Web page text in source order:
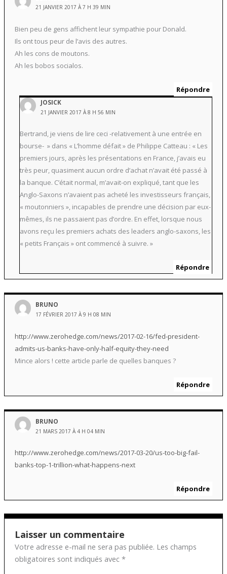
21 JANVIER 2017 À 7 H 39 MIN
Bien peu de gens affichent leur sympathie pour Donald.
Ils ont tous peur de l’avis des autres.
Ah les cons de moutons.
Ah les bobos socialos.
Répondre
JOSICK
21 JANVIER 2017 À 8 H 56 MIN
Bertrand, je viens de lire ceci -relativement à une entrée en
bourse- » dans « L’homme défait » de Philippe Catteau : « Les
premiers jours, après les présentations en France, j’avais eu
très peur, quasiment aucun ordre d’achat n’avait été passé à
la banque. C’était normal, m’avait-on expliqué, tant que les
Anglo-Saxons n’avaient pas acheté les investisseurs français,
« moutonniers », incapables de prendre une décision par eux-
mêmes, ils ne passaient pas d’ordre. En effet, lorsque nous
avons reçu les premiers achats des leaders anglo-saxons, les
« petits Français » ont commencé à suivre. »
Répondre
BRUNO
17 FÉVRIER 2017 À 9 H 08 MIN
http://www.zerohedge.com/news/2017-02-16/fed-president-
admits-us-banks-have-only-half-equity-they-need
Mince alors ! cette article parle de quelles banques ?
Répondre
BRUNO
21 MARS 2017 À 4 H 04 MIN
http://www.zerohedge.com/news/2017-03-20/us-too-big-fail-
banks-top-1-trillion-what-happens-next
Répondre
Laisser un commentaire
Votre adresse e-mail ne sera pas publiée. Les champs
obligatoires sont indiqués avec *